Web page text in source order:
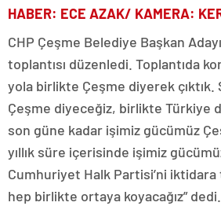
HABER: ECE AZAK/ KAMERA:
CHP Çeşme Belediye Başkan
toplantısı düzenledi. Toplantıda
yola birlikte Çeşme diyerek
Çeşme diyeceğiz, birlikte Türkiye
son güne kadar işimiz gücümüz
yıllık süre içerisinde işimiz
Cumhuriyet Halk Partisi’ni iktidara
hep birlikte ortaya koyacağız” dedi.